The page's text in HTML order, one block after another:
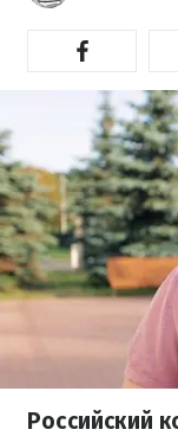
Российский